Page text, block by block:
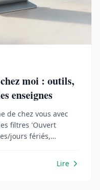
moi : outils,
enseignes
de chez vous avec
filtres 'Ouvert
jours fériés,
Lire